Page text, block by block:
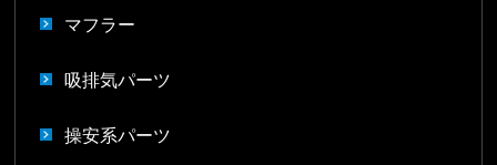
マフラー
吸排気パーツ
操安系パーツ